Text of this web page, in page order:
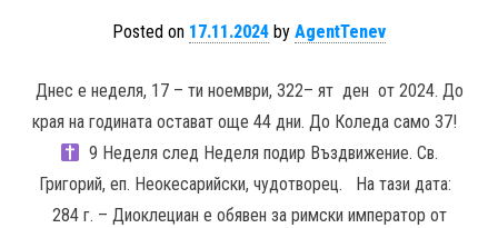
Posted on 17.11.2024 by AgentTenev
Днес е неделя, 17 – ти ноември, 322– ят ден от 2024. До
края на годината остават още 44 дни. До Коледа само 37!
9 Неделя след Неделя подир Въздвижение. Св.
Григорий, еп. Неокесарийски, чудотворец. На тази дата:
284 г. – Диоклециан е обявен за римски император от